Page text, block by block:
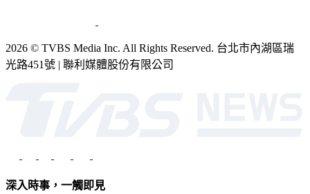
2026 © TVBS Media Inc. All Rights Reserved. 台北市內湖區瑞
光路451號 | 聯利媒體股份有限公司
深入時事，一觸即見